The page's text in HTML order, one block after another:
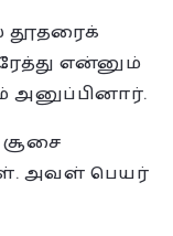
தூதரைக்
என்னும்
அனுப்பினார்.
அவள் பெயர்